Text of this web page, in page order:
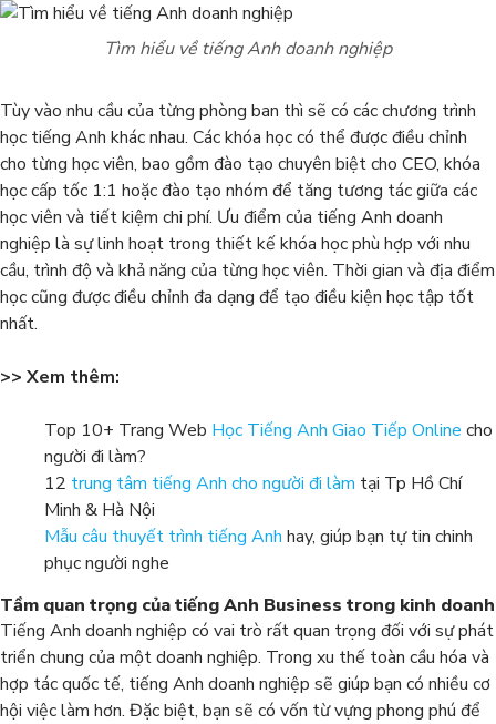
Tìm hiểu về tiếng Anh doanh nghiệp
Tùy vào nhu cầu của từng phòng ban thì sẽ có các chương trình
học tiếng Anh khác nhau. Các khóa học có thể được điều chỉnh
cho từng học viên, bao gồm đào tạo chuyên biệt cho CEO, khóa
học cấp tốc 1:1 hoặc đào tạo nhóm để tăng tương tác giữa các
học viên và tiết kiệm chi phí. Ưu điểm của tiếng Anh doanh
nghiệp là sự linh hoạt trong thiết kế khóa học phù hợp với nhu
cầu, trình độ và khả năng của từng học viên. Thời gian và địa điểm
học cũng được điều chỉnh đa dạng để tạo điều kiện học tập tốt
nhất.
>> Xem thêm:
Top 10+ Trang Web Học Tiếng Anh Giao Tiếp Online cho
người đi làm?
12 trung tâm tiếng Anh cho người đi làm tại Tp Hồ Chí
Minh & Hà Nội
Mẫu câu thuyết trình tiếng Anh hay, giúp bạn tự tin chinh
phục người nghe
Tầm quan trọng của tiếng Anh Business trong kinh doanh
Tiếng Anh doanh nghiệp có vai trò rất quan trọng đối với sự phát
triển chung của một doanh nghiệp. Trong xu thế toàn cầu hóa và
hợp tác quốc tế, tiếng Anh doanh nghiệp sẽ giúp bạn có nhiều cơ
hội việc làm hơn. Đặc biệt, bạn sẽ có vốn từ vựng phong phú để